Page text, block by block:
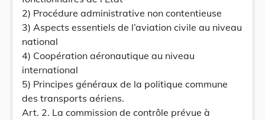
2) Procédure administrative non contentieuse
3) Aspects essentiels de l’aviation civile au niveau
national
4) Coopération aéronautique au niveau
international
5) Principes généraux de la politique commune
des transports aériens.
Art. 2. La commission de contrôle prévue à